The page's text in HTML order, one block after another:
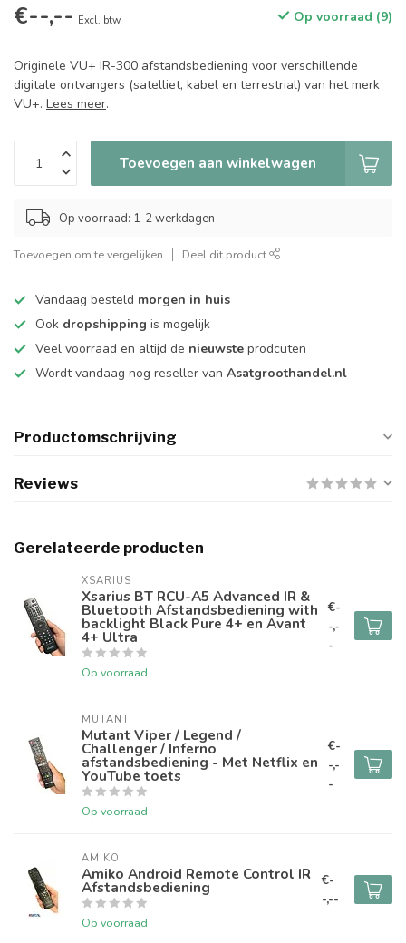
€--,-- Excl. btw Op voorraad (9)
Originele VU+ IR-300 afstandsbediening voor verschillende
digitale ontvangers (satelliet, kabel en terrestrial) van het merk
VU+. Lees meer.
Toevoegen aan winkelwagen
Op voorraad: 1-2 werkdagen
Toevoegen om te vergelijken Deel dit product
Vandaag besteld morgen in huis
Ook dropshipping is mogelijk
Veel voorraad en altijd de nieuwste prodcuten
Wordt vandaag nog reseller van Asatgroothandel.nl
Productomschrijving
Reviews
Gerelateerde producten
XSARIUS
Xsarius BT RCU-A5 Advanced IR &
Bluetooth Afstandsbediening with
backlight Black Pure 4+ en Avant
4+ Ultra
Op voorraad
€-
-,-
-
MUTANT
Mutant Viper / Legend /
Challenger / Inferno
afstandsbediening - Met Netflix en
YouTube toets
Op voorraad
€-
-,-
-
AMIKO
Amiko Android Remote Control IR
Afstandsbediening
Op voorraad
€-
-,--